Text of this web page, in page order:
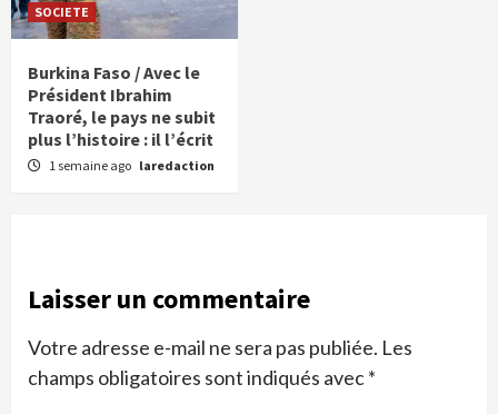
SOCIETE
Burkina Faso / Avec le
Président Ibrahim
Traoré, le pays ne subit
plus l’histoire : il l’écrit
1 semaine ago laredaction
Laisser un commentaire
Votre adresse e-mail ne sera pas publiée. Les
champs obligatoires sont indiqués avec*